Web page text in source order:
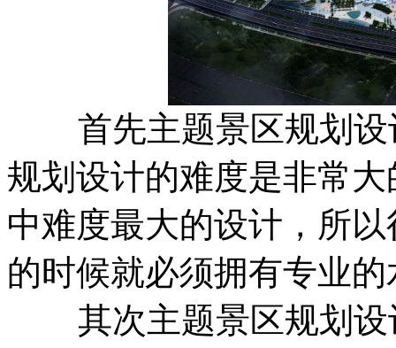
首先主题景区规划设
规划设计的难度是非常
中难度最大的设计，所
的时候就必须拥有专业的
其次主题景区规划设